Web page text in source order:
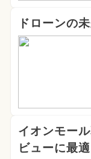
ドローンの
イオンモー
ビューに最適